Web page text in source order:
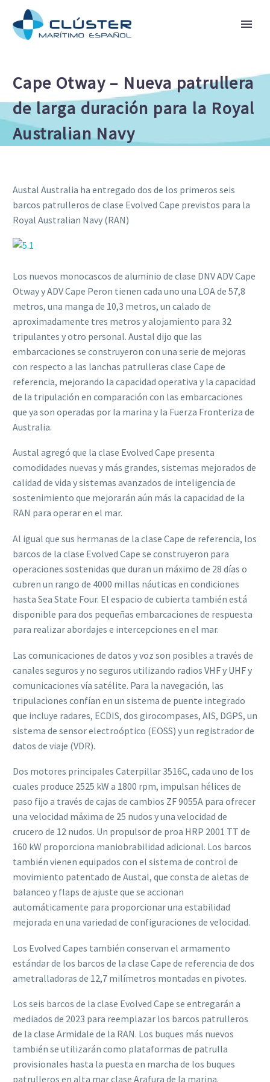
Cape Otway – Nueva patrullera
de larga duración para la Royal
Australian Navy
Austal Australia ha entregado dos de los primeros seis
barcos patrulleros de clase Evolved Cape previstos para la
Royal Australian Navy (RAN)
Los nuevos monocascos de aluminio de clase DNV ADV Cape
Otway y ADV Cape Peron tienen cada uno una LOA de 57,8
metros, una manga de 10,3 metros, un calado de
aproximadamente tres metros y alojamiento para 32
tripulantes y otro personal. Austal dijo que las
embarcaciones se construyeron con una serie de mejoras
con respecto a las lanchas patrulleras clase Cape de
referencia, mejorando la capacidad operativa y la capacidad
de la tripulación en comparación con las embarcaciones
que ya son operadas por la marina y la Fuerza Fronteriza de
Australia.
Austal agregó que la clase Evolved Cape presenta
comodidades nuevas y más grandes, sistemas mejorados de
calidad de vida y sistemas avanzados de inteligencia de
sostenimiento que mejorarán aún más la capacidad de la
RAN para operar en el mar.
Al igual que sus hermanas de la clase Cape de referencia, los
barcos de la clase Evolved Cape se construyeron para
operaciones sostenidas que duran un máximo de 28 días o
cubren un rango de 4000 millas náuticas en condiciones
hasta Sea State Four. El espacio de cubierta también está
disponible para dos pequeñas embarcaciones de respuesta
para realizar abordajes e intercepciones en el mar.
Las comunicaciones de datos y voz son posibles a través de
canales seguros y no seguros utilizando radios VHF y UHF y
comunicaciones vía satélite. Para la navegación, las
tripulaciones confían en un sistema de puente integrado
que incluye radares, ECDIS, dos girocompases, AIS, DGPS, un
sistema de sensor electroóptico (EOSS) y un registrador de
datos de viaje (VDR).
Dos motores principales Caterpillar 3516C, cada uno de los
cuales produce 2525 kW a 1800 rpm, impulsan hélices de
paso fijo a través de cajas de cambios ZF 9055A para ofrecer
una velocidad máxima de 25 nudos y una velocidad de
crucero de 12 nudos. Un propulsor de proa HRP 2001 TT de
160 kW proporciona maniobrabilidad adicional. Los barcos
también vienen equipados con el sistema de control de
movimiento patentado de Austal, que consta de aletas de
balanceo y flaps de ajuste que se accionan
automáticamente para proporcionar una estabilidad
mejorada en una variedad de configuraciones de velocidad.
Los Evolved Capes también conservan el armamento
estándar de los barcos de la clase Cape de referencia de dos
ametralladoras de 12,7 milímetros montadas en pivotes.
Los seis barcos de la clase Evolved Cape se entregarán a
mediados de 2023 para reemplazar los barcos patrulleros
de la clase Armidale de la RAN. Los buques más nuevos
también se utilizarán como plataformas de patrulla
provisionales hasta la puesta en marcha de los buques
patrulleros en alta mar clase Arafura de la marina.